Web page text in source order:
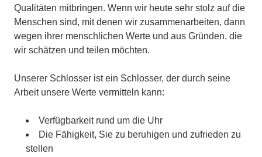
Qualitäten mitbringen. Wenn wir heute sehr stolz auf die
Menschen sind, mit denen wir zusammenarbeiten, dann
wegen ihrer menschlichen Werte und aus Gründen, die
wir schätzen und teilen möchten.
Unserer Schlosser ist ein Schlosser, der durch seine
Arbeit unsere Werte vermitteln kann:
Verfügbarkeit rund um die Uhr
Die Fähigkeit, Sie zu beruhigen und zufrieden zu
stellen